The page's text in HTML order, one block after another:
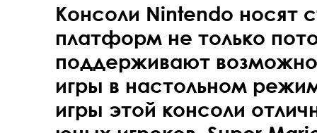
Консоли Nintendo носят
платформ не только
поддерживают
игры в настольном
игры этой консоли